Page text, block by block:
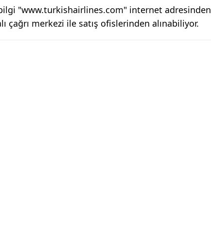
"www.turkishairlines.com" internet adresinden
çağrı merkezi ile satış ofislerinden alınabiliyor.